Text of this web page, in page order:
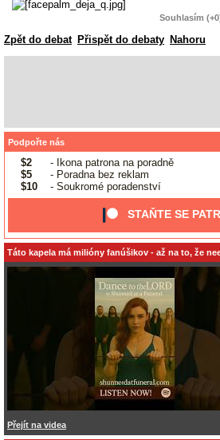
Souhlasím
Zpět do debat Přispět do debaty Nahoru
Podpořte nás
$2
- Ikona patrona na poradně
$5
- Poradna bez reklam
$10
- Soukromé poradenství
STAŇTE SE
Táto kapela má milióny fanúšikov - až na to, že
Přejít na videa